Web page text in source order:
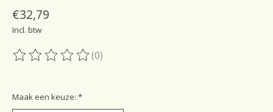
€32,79
Incl. btw
De beoordeling van dit product is
(0)
Maak een keuze: *